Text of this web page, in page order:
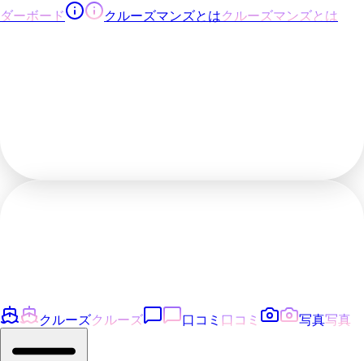
ダーボード
クルーズマンズとはクルーズマンズとは
クルーズクルーズ 口コミ 口コミ 写真写真